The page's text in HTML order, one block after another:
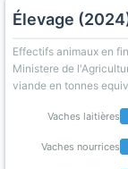
Élevage
Effectifs animaux en
Ministere de
viande en tonnes
Vaches laitières
Vaches nourrices